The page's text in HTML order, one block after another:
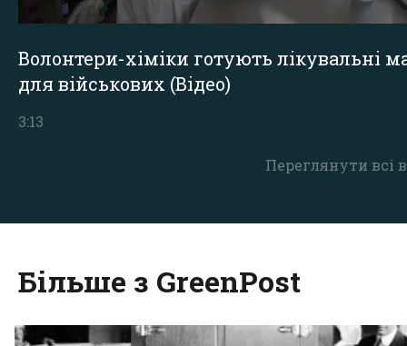
Переглянути всі
Волонтери-хіміки готують лікувальні
для військових (Відео)
3:13
Більше з GreenPost